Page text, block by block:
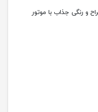
و رنگی جذاب با موتور